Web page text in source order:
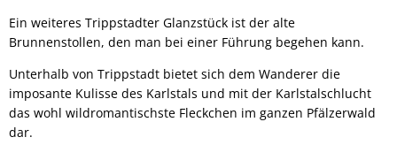
Ein weiteres Trippstadter Glanzstück ist der alte
Brunnenstollen, den man bei einer Führung begehen kann.
Unterhalb von Trippstadt bietet sich dem Wanderer die
imposante Kulisse des Karlstals und mit der Karlstalschlucht
das wohl wildromantischste Fleckchen im ganzen Pfälzerwald
dar.